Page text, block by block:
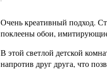
Очень креативный подход.
поклеены обои,
В этой светлой детской
напротив друг друга, что